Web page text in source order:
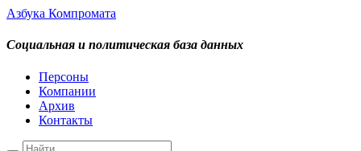
Азбука Компромата
Социальная и политическая база данных
Персоны
Компании
Архив
Контакты